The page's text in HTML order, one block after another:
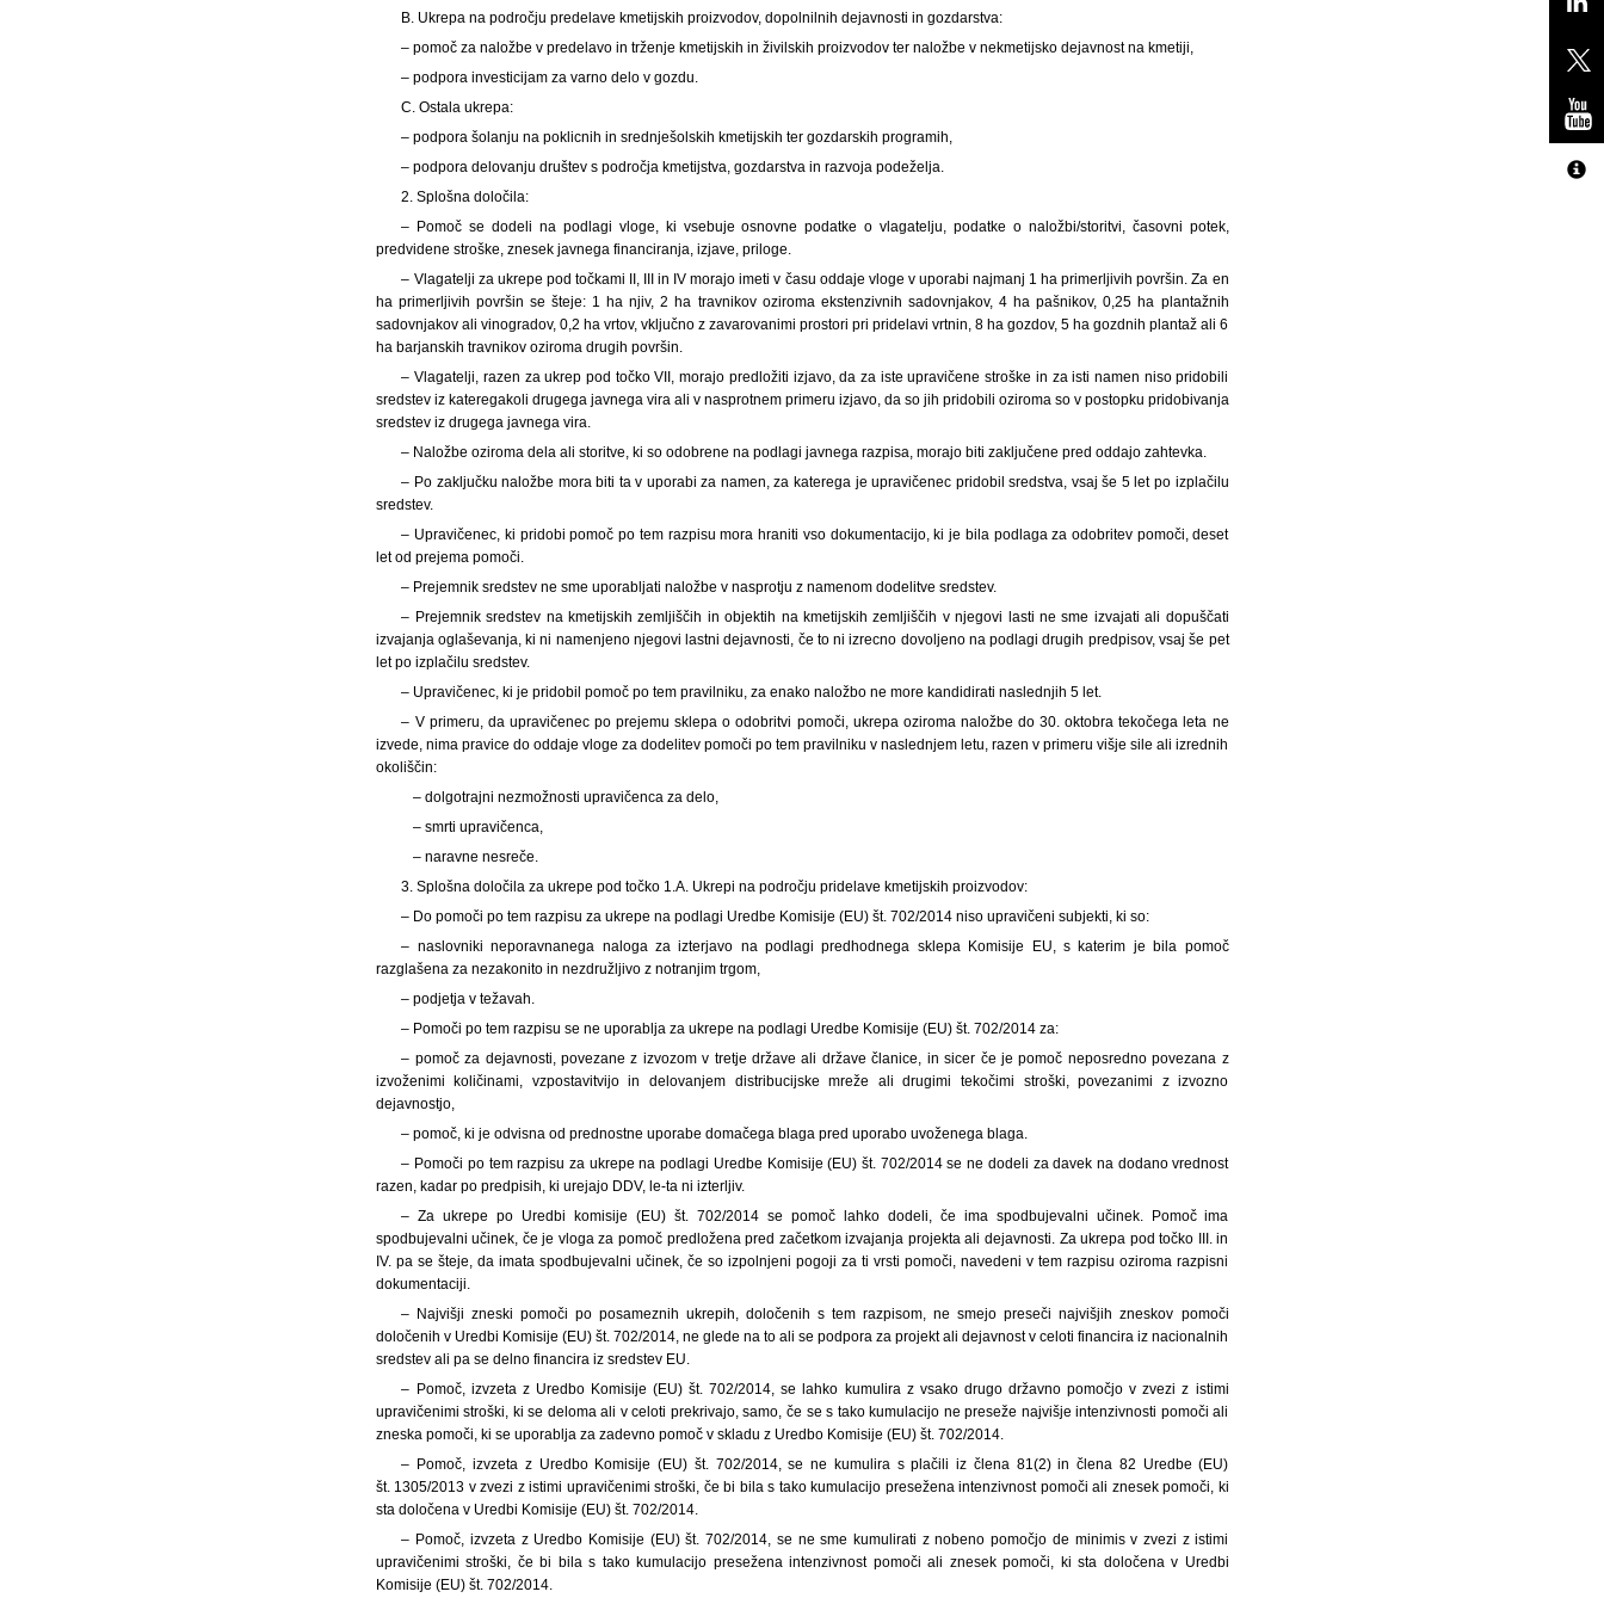
B. Ukrepa na področju predelave kmetijskih proizvodov, dopolnilnih dejavnosti in gozdarstva:
– pomoč za naložbe v predelavo in trženje kmetijskih in živilskih proizvodov ter naložbe v nekmetijsko dejavnost na kmetiji,
– podpora investicijam za varno delo v gozdu.
C. Ostala ukrepa:
– podpora šolanju na poklicnih in srednješolskih kmetijskih ter gozdarskih programih,
– podpora delovanju društev s področja kmetijstva, gozdarstva in razvoja podeželja.
2. Splošna določila:
– Pomoč se dodeli na podlagi vloge, ki vsebuje osnovne podatke o vlagatelju, podatke o naložbi/storitvi, časovni potek,
predvidene stroške, znesek javnega financiranja, izjave, priloge.
– Vlagatelji za ukrepe pod točkami II, III in IV morajo imeti v času oddaje vloge v uporabi najmanj 1 ha primerljivih površin. Za en
ha primerljivih površin se šteje: 1 ha njiv, 2 ha travnikov oziroma ekstenzivnih sadovnjakov, 4 ha pašnikov, 0,25 ha plantažnih
sadovnjakov ali vinogradov, 0,2 ha vrtov, vključno z zavarovanimi prostori pri pridelavi vrtnin, 8 ha gozdov, 5 ha gozdnih plantaž ali 6
ha barjanskih travnikov oziroma drugih površin.
– Vlagatelji, razen za ukrep pod točko VII, morajo predložiti izjavo, da za iste upravičene stroške in za isti namen niso pridobili
sredstev iz kateregakoli drugega javnega vira ali v nasprotnem primeru izjavo, da so jih pridobili oziroma so v postopku pridobivanja
sredstev iz drugega javnega vira.
– Naložbe oziroma dela ali storitve, ki so odobrene na podlagi javnega razpisa, morajo biti zaključene pred oddajo zahtevka.
– Po zaključku naložbe mora biti ta v uporabi za namen, za katerega je upravičenec pridobil sredstva, vsaj še 5 let po izplačilu
sredstev.
– Upravičenec, ki pridobi pomoč po tem razpisu mora hraniti vso dokumentacijo, ki je bila podlaga za odobritev pomoči, deset
let od prejema pomoči.
– Prejemnik sredstev ne sme uporabljati naložbe v nasprotju z namenom dodelitve sredstev.
– Prejemnik sredstev na kmetijskih zemljiščih in objektih na kmetijskih zemljiščih v njegovi lasti ne sme izvajati ali dopuščati
izvajanja oglaševanja, ki ni namenjeno njegovi lastni dejavnosti, če to ni izrecno dovoljeno na podlagi drugih predpisov, vsaj še pet
let po izplačilu sredstev.
– Upravičenec, ki je pridobil pomoč po tem pravilniku, za enako naložbo ne more kandidirati naslednjih 5 let.
– V primeru, da upravičenec po prejemu sklepa o odobritvi pomoči, ukrepa oziroma naložbe do 30. oktobra tekočega leta ne
izvede, nima pravice do oddaje vloge za dodelitev pomoči po tem pravilniku v naslednjem letu, razen v primeru višje sile ali izrednih
okoliščin:
– dolgotrajni nezmožnosti upravičenca za delo,
– smrti upravičenca,
– naravne nesreče.
3. Splošna določila za ukrepe pod točko 1.A. Ukrepi na področju pridelave kmetijskih proizvodov:
– Do pomoči po tem razpisu za ukrepe na podlagi Uredbe Komisije (EU) št. 702/2014 niso upravičeni subjekti, ki so:
– naslovniki neporavnanega naloga za izterjavo na podlagi predhodnega sklepa Komisije EU, s katerim je bila pomoč
razglašena za nezakonito in nezdružljivo z notranjim trgom,
– podjetja v težavah.
– Pomoči po tem razpisu se ne uporablja za ukrepe na podlagi Uredbe Komisije (EU) št. 702/2014 za:
– pomoč za dejavnosti, povezane z izvozom v tretje države ali države članice, in sicer če je pomoč neposredno povezana z
izvoženimi količinami, vzpostavitvijo in delovanjem distribucijske mreže ali drugimi tekočimi stroški, povezanimi z izvozno
dejavnostjo,
– pomoč, ki je odvisna od prednostne uporabe domačega blaga pred uporabo uvoženega blaga.
– Pomoči po tem razpisu za ukrepe na podlagi Uredbe Komisije (EU) št. 702/2014 se ne dodeli za davek na dodano vrednost
razen, kadar po predpisih, ki urejajo DDV, le-ta ni izterljiv.
– Za ukrepe po Uredbi komisije (EU) št. 702/2014 se pomoč lahko dodeli, če ima spodbujevalni učinek. Pomoč ima
spodbujevalni učinek, če je vloga za pomoč predložena pred začetkom izvajanja projekta ali dejavnosti. Za ukrepa pod točko III. in
IV. pa se šteje, da imata spodbujevalni učinek, če so izpolnjeni pogoji za ti vrsti pomoči, navedeni v tem razpisu oziroma razpisni
dokumentaciji.
– Najvišji zneski pomoči po posameznih ukrepih, določenih s tem razpisom, ne smejo preseči najvišjih zneskov pomoči
določenih v Uredbi Komisije (EU) št. 702/2014, ne glede na to ali se podpora za projekt ali dejavnost v celoti financira iz nacionalnih
sredstev ali pa se delno financira iz sredstev EU.
– Pomoč, izvzeta z Uredbo Komisije (EU) št. 702/2014, se lahko kumulira z vsako drugo državno pomočjo v zvezi z istimi
upravičenimi stroški, ki se deloma ali v celoti prekrivajo, samo, če se s tako kumulacijo ne preseže najvišje intenzivnosti pomoči ali
zneska pomoči, ki se uporablja za zadevno pomoč v skladu z Uredbo Komisije (EU) št. 702/2014.
– Pomoč, izvzeta z Uredbo Komisije (EU) št. 702/2014, se ne kumulira s plačili iz člena 81(2) in člena 82 Uredbe (EU)
št. 1305/2013 v zvezi z istimi upravičenimi stroški, če bi bila s tako kumulacijo presežena intenzivnost pomoči ali znesek pomoči, ki
sta določena v Uredbi Komisije (EU) št. 702/2014.
– Pomoč, izvzeta z Uredbo Komisije (EU) št. 702/2014, se ne sme kumulirati z nobeno pomočjo de minimis v zvezi z istimi
upravičenimi stroški, če bi bila s tako kumulacijo presežena intenzivnost pomoči ali znesek pomoči, ki sta določena v Uredbi
Komisije (EU) št. 702/2014.